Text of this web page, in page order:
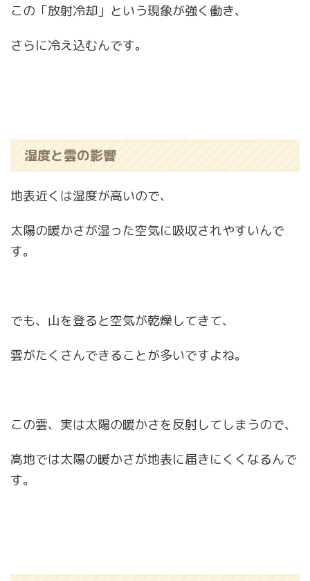
この「放射冷却」という現象が強く働き、
さらに冷え込むんです。
湿度と雲の影響
地表近くは湿度が高いので、
太陽の暖かさが湿った空気に吸収されやすいんで
す。
でも、山を登ると空気が乾燥してきて、
雲がたくさんできることが多いですよね。
この雲、実は太陽の暖かさを反射してしまうので、
高地では太陽の暖かさが地表に届きにくくなるんで
す。